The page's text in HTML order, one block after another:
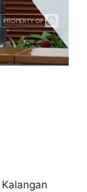
Kalangan